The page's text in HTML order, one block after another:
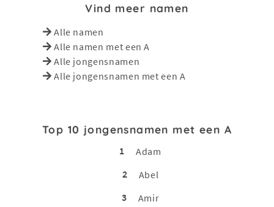
Vind meer namen
Alle namen
Alle namen met een A
Alle jongensnamen
Alle jongensnamen met een A
Top 10 jongensnamen met een A
1
Adam
2
Abel
3
Amir